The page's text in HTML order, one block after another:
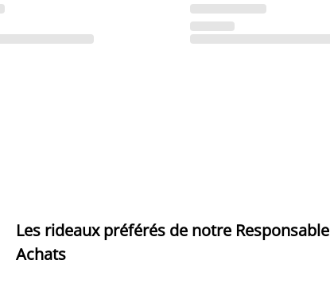
Les rideaux préférés de notre Responsable
Achats